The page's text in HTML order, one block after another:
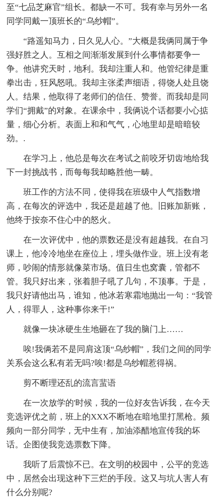
至“七品芝麻官”组长。都缺一不可。我有幸与另外一名
同学同戴一顶班长的“乌纱帽”。
“路遥知马力，日久见人心。”大概是我俩同属于争
强好胜之人。互相之间渐渐发展到什么事情都要争一
争。他讲究天时，地利。我却注重人和。他管纪律是重
拳出击，狂风怒吼。我却主张柔声细语，得饶人处且饶
人。结果，他取得了老师们的信任、赞誉。而我却是同
学们“拥戴”的对象。在课余中，我俩说个话都要小心掂
量，细心分析。表面上和和气气，心地里却是暗暗较
劲。.
在学习上，他总是每次在考试之前咬牙切齿地给我
下一封挑战书，而每每我却略胜他一畴。
班工作的方法不同，使得我在班级中人气指数增
高，在每次的评选中，我还是超越了他。旧账加新账，
他终于按奈不住心中的怒火。
在一次评优中，他的票数还是没有超越我。在自习
课上，他冷冷地坐在座位上，埋头做作业。班上没有老
师，吵闹的情形就像菜市场。值日生也窝囊，管都不
管。我只好出来，张着胆子吼了几句，不顶事。于是，
我只好请他出马，谁知，他冰若寒霜地抛出一句：“我管
人，得罪人，这种事你来干!”
就像一块冰硬生生地砸在了我的脑门上……
唉!我俩若不是同肩这顶“乌纱帽”，我们之间的同学
关系会这么私有若无吗?唉!都是乌纱帽惹得祸。
剪不断理还乱的流言蜚语
在一次放学的'时候，我的一位好友告诉我，在今天
竞选评优之前，班上的XXX不断地在暗地里打黑枪。频
频向一部分同学，无中生有，加油添醋地宣传我的坏
话。企图使我竞选票数下降。
我听了后震惊不已。在文明的校园中，公平的竞选
中，居然会出现这种下三烂的手段。这又与坑人害人有
什么分别呢?